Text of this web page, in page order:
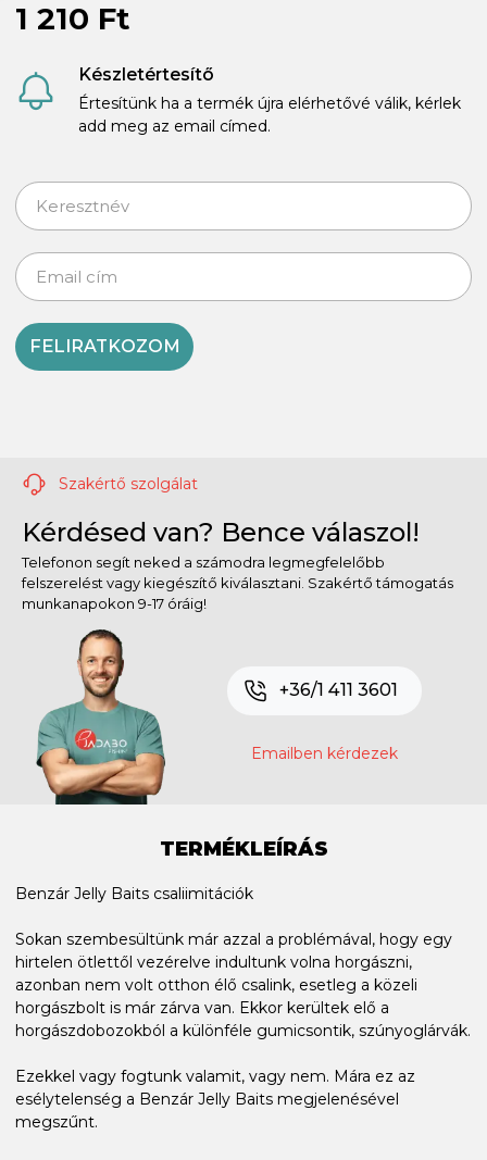
1 210 Ft
Készletértesítő
Értesítünk ha a termék újra elérhetővé válik, kérlek
add meg az email címed.
FELIRATKOZOM
Szakértő szolgálat
Kérdésed van? Bence válaszol!
Telefonon segít neked a számodra legmegfelelőbb
felszerelést vagy kiegészítő kiválasztani. Szakértő támogatás
munkanapokon 9-17 óráig!
+36/1 411 3601
Emailben kérdezek
TERMÉKLEÍRÁS
Benzár Jelly Baits csaliimitációk
Sokan szembesültünk már azzal a problémával, hogy egy
hirtelen ötlettől vezérelve indultunk volna horgászni,
azonban nem volt otthon élő csalink, esetleg a közeli
horgászbolt is már zárva van. Ekkor kerültek elő a
horgászdobozokból a különféle gumicsontik, szúnyoglárvák.
Ezekkel vagy fogtunk valamit, vagy nem. Mára ez az
esélytelenség a Benzár Jelly Baits megjelenésével
megszűnt.